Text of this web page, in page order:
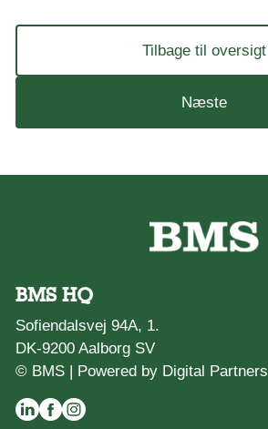
Tilbage til oversigt
Næste
BMS HQ
Sofiendalsvej 94A, 1.
DK-9200 Aalborg SV
© BMS | Powered by Digital Partners